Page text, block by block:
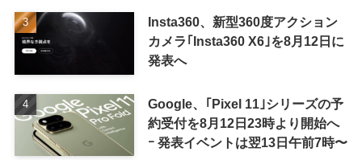
Insta360、新型360度アクション
カメラ｢Insta360 X6｣を8月12日に
発表へ
Google、｢Pixel 11｣シリーズの予
約受付を8月12日23時より開始へ
ｰ 発表イベントは翌13日午前7時〜